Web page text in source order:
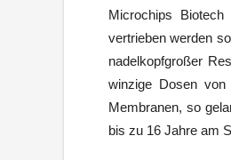
Microchips
vertrieben werden
nadelkopfgroßer
winzige Dosen
Membranen, so
bis zu 16 Jahre am